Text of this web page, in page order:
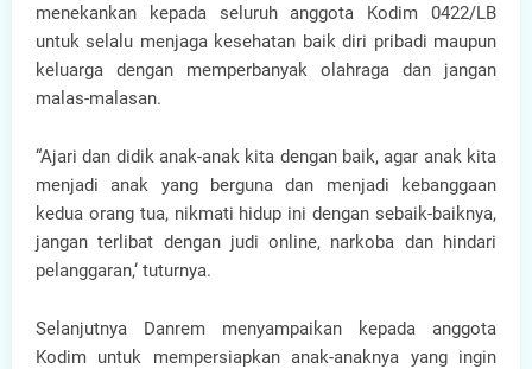
menekankan kepada seluruh anggota Kodim 0422/LB
untuk selalu menjaga kesehatan baik diri pribadi maupun
keluarga dengan memperbanyak olahraga dan jangan
malas-malasan.
“Ajari dan didik anak-anak kita dengan baik, agar anak kita
menjadi anak yang berguna dan menjadi kebanggaan
kedua orang tua, nikmati hidup ini dengan sebaik-baiknya,
jangan terlibat dengan judi online, narkoba dan hindari
pelanggaran,‘ tuturnya.
Selanjutnya Danrem menyampaikan kepada anggota
Kodim untuk mempersiapkan anak-anaknya yang ingin